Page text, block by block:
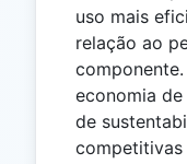
uso mais
relação ao
economia
de
competitivas